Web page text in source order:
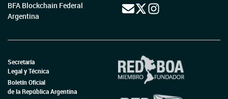
BFA Blockchain Federal
Argentina
Secretaría
Legal y Técnica
Boletín Oficial
de la República Argentina